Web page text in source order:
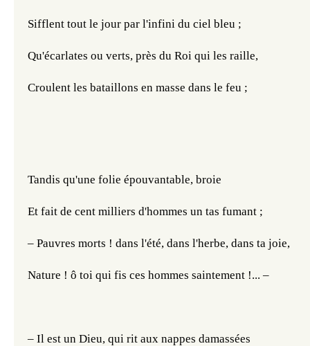
Sifflent tout le jour par l'infini du ciel bleu ;
Qu'écarlates ou verts, près du Roi qui les raille,
Croulent les bataillons en masse dans le feu ;
Tandis qu'une folie épouvantable, broie
Et fait de cent milliers d'hommes un tas fumant ;
– Pauvres morts ! dans l'été, dans l'herbe, dans ta joie,
Nature ! ô toi qui fis ces hommes saintement !... –
– Il est un Dieu, qui rit aux nappes damassées